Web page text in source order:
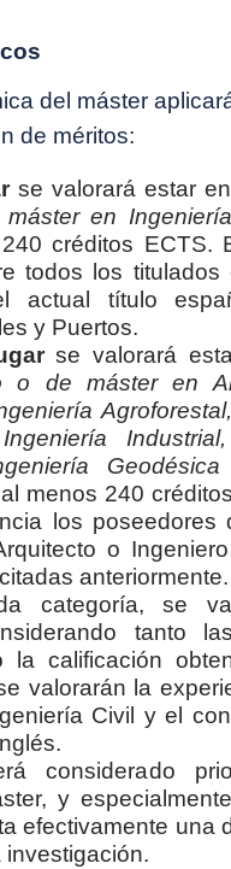
del máster
de méritos:
se valorará estar
en
créditos ECTS.
todos los
actual título
y Puertos.
se valorará
o de máster en
menos 240
los
o
anteriormente.
categoría, se
tanto
la calificación
valorarán la
Civil y el
considerado
y
efectivamente una